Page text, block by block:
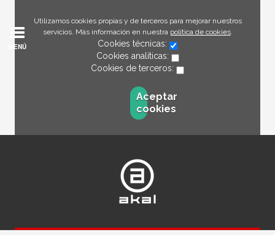
Utilizamos cookies propias y de terceros para mejorar nuestros
servicios. Más información en nuestra política de cookies.
Cookies técnicas:
Cookies analíticas:
Cookies de terceros:
Aceptar
cookies
MENÚ